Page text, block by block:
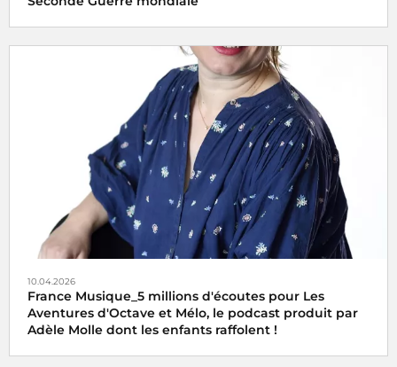
10.04.2026
France Musique_5 millions d'écoutes pour Les
Aventures d'Octave et Mélo, le podcast produit par
Adèle Molle dont les enfants raffolent !